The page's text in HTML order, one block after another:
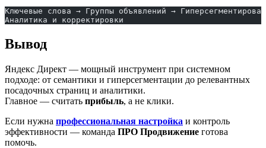
Ключевые слова → Группы объявлений →
Аналитика и корректировки
Вывод
Яндекс Директ — мощный инструмент при системном
подходе: от семантики и гиперсегментации до релевантных
посадочных страниц и аналитики.
Главное — считать прибыль, а не клики.
Если нужна профессиональная настройка и контроль
эффективности — команда ПРО Продвижение готова
помочь.